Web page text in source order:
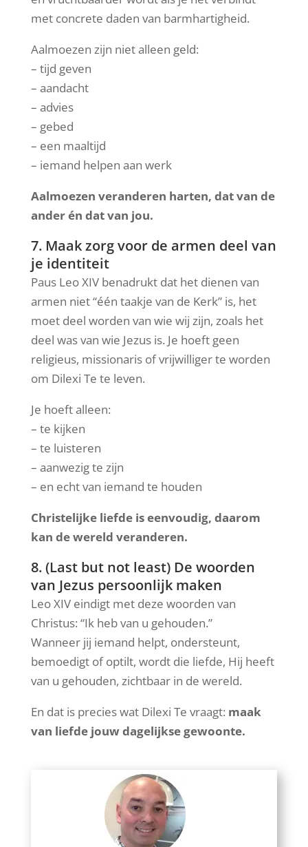
met concrete daden van barmhartigheid.
Aalmoezen zijn niet alleen geld:
– tijd geven
– aandacht
– advies
– gebed
– een maaltijd
– iemand helpen aan werk
Aalmoezen veranderen harten, dat van de
ander én dat van jou.
7. Maak zorg voor de armen deel van
je identiteit
Paus Leo XIV benadrukt dat het dienen van
armen niet “één taakje van de Kerk” is, het
moet deel worden van wie wij zijn, zoals het
deel was van wie Jezus is. Je hoeft geen
religieus, missionaris of vrijwilliger te worden
om Dilexi Te te leven.
Je hoeft alleen:
– te kijken
– te luisteren
– aanwezig te zijn
– en echt van iemand te houden
Christelijke liefde is eenvoudig, daarom
kan de wereld veranderen.
8. (Last but not least) De woorden
van Jezus persoonlijk maken
Leo XIV eindigt met deze woorden van
Christus: “Ik heb van u gehouden.”
Wanneer jij iemand helpt, ondersteunt,
bemoedigt of optilt, wordt die liefde, Hij heeft
van u gehouden, zichtbaar in de wereld.
En dat is precies wat Dilexi Te vraagt: maak
van liefde jouw dagelijkse gewoonte.